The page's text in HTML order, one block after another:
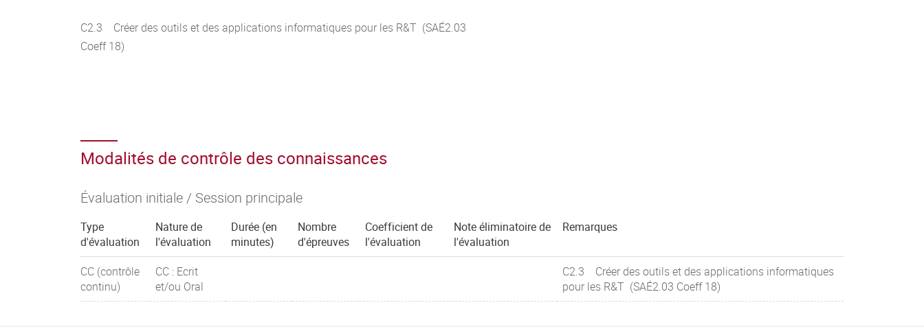
C2.3 Créer des outils et des applications informatiques pour les R&T (SAÉ2.03
Coeff 18)
Modalités de contrôle des connaissances
Évaluation initiale / Session principale
Type
d'évaluation
Nature de
l'évaluation
Durée (en
minutes)
Nombre
d'épreuves
Coefficient de
l'évaluation
Note éliminatoire de
l'évaluation
Remarques
CC (contrôle
continu)
CC : Ecrit
et/ou Oral
C2.3 Créer des outils et des applications informatiques
pour les R&T (SAÉ2.03 Coeff 18)